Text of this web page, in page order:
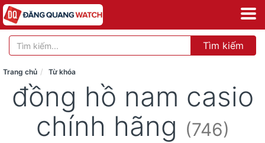
Tìm kiếm
Trang chủ Từ khóa
đồng hồ nam casio
chính hãng (746)